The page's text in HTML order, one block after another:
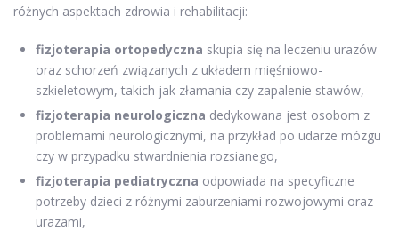
różnych aspektach zdrowia i rehabilitacji:
fizjoterapia ortopedyczna skupia się na leczeniu urazów
oraz schorzeń związanych z układem mięśniowo-
szkieletowym, takich jak złamania czy zapalenie stawów,
fizjoterapia neurologiczna dedykowana jest osobom z
problemami neurologicznymi, na przykład po udarze mózgu
czy w przypadku stwardnienia rozsianego,
fizjoterapia pediatryczna odpowiada na specyficzne
potrzeby dzieci z różnymi zaburzeniami rozwojowymi oraz
urazami,